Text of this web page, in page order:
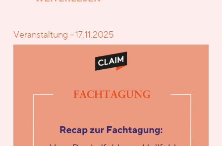
Veranstaltung – 17.11.2025